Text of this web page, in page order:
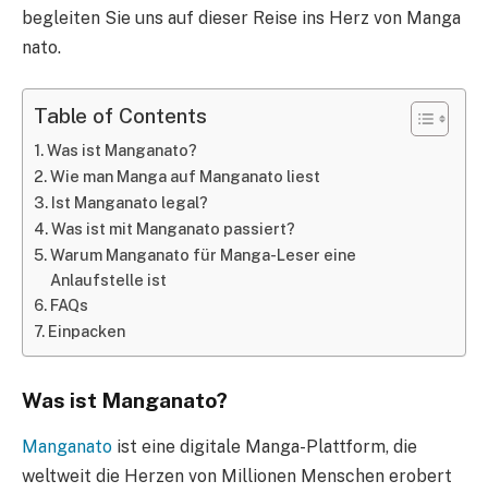
begleiten Sie uns auf dieser Reise ins Herz von Manga
nato.
Table of Contents
Was ist Manganato?
Wie man Manga auf Manganato liest
Ist Manganato legal?
Was ist mit Manganato passiert?
Warum Manganato für Manga-Leser eine
Anlaufstelle ist
FAQs
Einpacken
Was ist Manganato?
Manganato ist eine digitale Manga-Plattform, die
weltweit die Herzen von Millionen Menschen erobert